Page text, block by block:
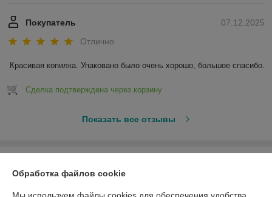
07.12.2025
Покупатель
Отлично
Красивая копилка. Упаковано было очень хорошо, большое спасибо.
Сделка подтверждена через корзину
Показать все отзывы
Обработка файлов cookie